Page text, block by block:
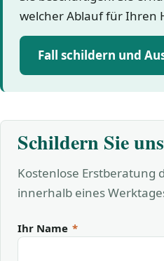
welcher Ablauf für Ihren
Fall schildern und
Schildern Sie
Kostenlose Erstberatung
innerhalb eines
Ihr Name *